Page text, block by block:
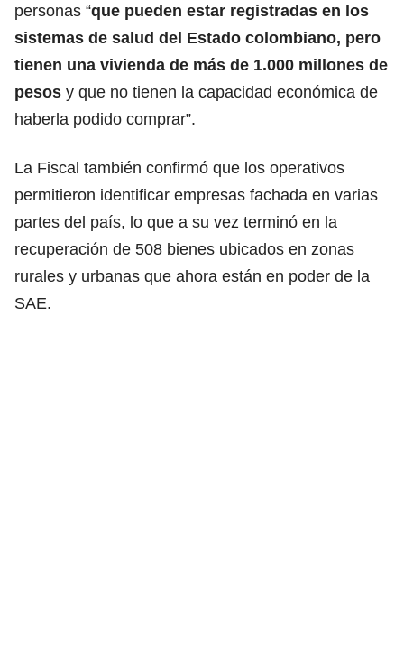
personas “que pueden estar registradas en los
sistemas de salud del Estado colombiano, pero
tienen una vivienda de más de 1.000 millones de
pesos y que no tienen la capacidad económica de
haberla podido comprar”.
La Fiscal también confirmó que los operativos
permitieron identificar empresas fachada en varias
partes del país, lo que a su vez terminó en la
recuperación de 508 bienes ubicados en zonas
rurales y urbanas que ahora están en poder de la
SAE.